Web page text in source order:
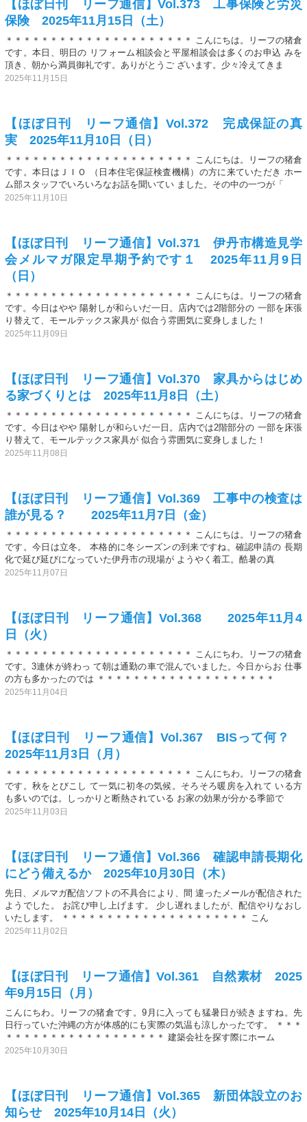
【ほぼ日刊 リーフ通信】Vol.373 工事保険と労災
保険 2025年11月15日（土）
＊＊＊＊＊＊＊＊＊＊＊＊＊＊＊＊＊＊＊＊＊ こんにちは。リーフの猪倉
です。本日、明日の リフォーム相談会と平屋相談会は多くのお申込 みを
頂き、朝から満員御礼です。ありがとうご ざいます。少々冷えてきま
2025年11月15日
【ほぼ日刊 リーフ通信】Vol.372 完成保証の真
実 2025年11月10日（日）
＊＊＊＊＊＊＊＊＊＊＊＊＊＊＊＊＊＊＊＊＊ こんにちは。リーフの猪倉
です。本日はＪＩＯ （日本住宅保証検査機構）の方に来ていただき ホー
ム部スタッフでいろいろなお話を聞いてい ました。その中の一つが「
2025年11月10日
【ほぼ日刊 リーフ通信】Vol.371 伊丹市構造見学
会メルマガ限定早期予約です１ 2025年11月9日
（日）
＊＊＊＊＊＊＊＊＊＊＊＊＊＊＊＊＊＊＊＊＊ こんにちは。リーフの猪倉
です。今日はやや 陽射しが和らいだ一日。店内では2階部分の 一部を床張
り替えて、モールテックス家具が 似合う雰囲気に変身しました！
2025年11月09日
【ほぼ日刊 リーフ通信】Vol.370 家具からはじめ
る家づくりとは 2025年11月8日（土）
＊＊＊＊＊＊＊＊＊＊＊＊＊＊＊＊＊＊＊＊＊ こんにちは。リーフの猪倉
です。今日はやや 陽射しが和らいだ一日。店内では2階部分の 一部を床張
り替えて、モールテックス家具が 似合う雰囲気に変身しました！
2025年11月08日
【ほぼ日刊 リーフ通信】Vol.369 工事中の検査は
誰が見る？ 2025年11月7日（金）
＊＊＊＊＊＊＊＊＊＊＊＊＊＊＊＊＊＊＊＊＊ こんにちは。リーフの猪倉
です。今日は立冬。 本格的に冬シーズンの到来ですね。確認申請の 長期
化で延び延びになっていた伊丹市の現場が ようやく着工。酷暑の真
2025年11月07日
【ほぼ日刊 リーフ通信】Vol.368 2025年11月4
日（火）
＊＊＊＊＊＊＊＊＊＊＊＊＊＊＊＊＊＊＊＊＊ こんにちわ。リーフの猪倉
です。3連休が終わっ て朝は通勤の車で混んでいました。今日からお 仕事
の方も多かったのでは ＊＊＊＊＊＊＊＊＊＊＊＊＊＊＊＊＊＊＊＊
2025年11月04日
【ほぼ日刊 リーフ通信】Vol.367 BISって何？
2025年11月3日（月）
＊＊＊＊＊＊＊＊＊＊＊＊＊＊＊＊＊＊＊＊＊ こんにちわ。リーフの猪倉
です。秋をとびこし て一気に初冬の気候。そろそろ暖房を入れて いる方
も多いのでは。しっかりと断熱されている お家の効果が分かる季節で
2025年11月03日
【ほぼ日刊 リーフ通信】Vol.366 確認申請長期化
にどう備えるか 2025年10月30日（木）
先日、メルマガ配信ソフトの不具合により、間 違ったメールが配信された
ようでした。 お詫び申し上げます。 少し遅れましたが、配信やりなおし
いたします。 ＊＊＊＊＊＊＊＊＊＊＊＊＊＊＊＊＊＊＊＊＊ こん
2025年11月02日
【ほぼ日刊 リーフ通信】Vol.361 自然素材 2025
年9月15日（月）
こんにちわ。リーフの猪倉です。9月に入っても猛暑日が続きますね。先
日行っていた沖縄の方が体感的にも実際の気温も涼しかったです。 ＊＊＊
＊＊＊＊＊＊＊＊＊＊＊＊＊＊＊＊＊＊ 建築会社を探す際にホーム
2025年10月30日
【ほぼ日刊 リーフ通信】Vol.365 新団体設立のお
知らせ 2025年10月14日（火）